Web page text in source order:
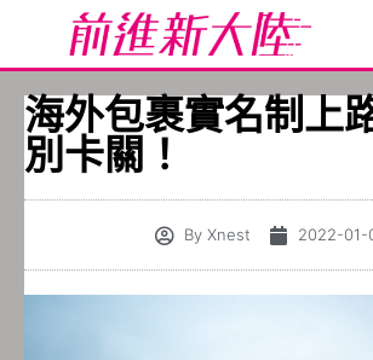
海外包裹實名制上
別卡關！
By Xnest 2022-01-